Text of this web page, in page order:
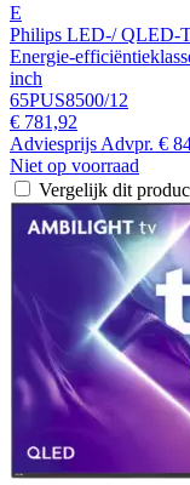
E
Philips LED-/ QLED-
Energie-
inch
65PUS8500/12
€ 781,92
Adviesprijs Advpr. €
Niet op voorraad
Vergelijk dit